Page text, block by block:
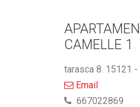
CAMELLE 1
tarasca 8. 15121 -
Email
667022869